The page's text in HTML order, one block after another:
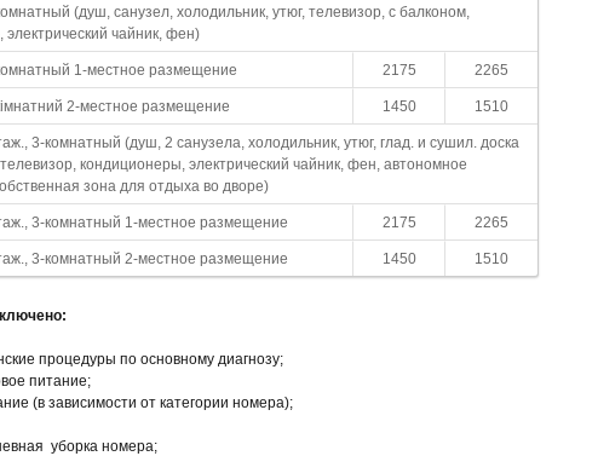
(душ, санузел, холодильник, утюг, телевизор, с балконом,
электрический чайник, фен)
1-местное размещение 2175 2265
2-местное размещение 1450 1510
3-комнатный (душ, 2 санузела, холодильник, утюг, глад. и сушил. доска
кондиционеры, электрический чайник, фен, автономное
зона для отдыха во дворе)
3-комнатный 1-местное размещение 2175 2265
3-комнатный 2-местное размещение 1450 1510
процедуры по основному диагнозу;
питание;
(в зависимости от категории номера);
уборка номера;